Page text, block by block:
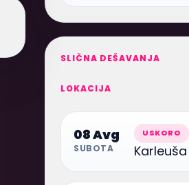
SLIČNA DEŠAVANJA
LOKACIJA
08 Avg
SUBOTA
USKORO
Karleuša